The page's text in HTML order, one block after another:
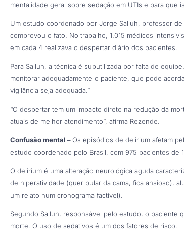
mentalidade geral sobre sedação em UTIs e para que
Um estudo coordenado por Jorge Salluh, professor
comprovou o fato. No trabalho, 1.015 médicos
em cada 4 realizava o despertar diário dos pacientes.
Para Salluh, a técnica é subutilizada por falta de
monitorar adequadamente o paciente, que pode
vigilância seja adequada.”
“O despertar tem um impacto direto na redução da
atuais de melhor atendimento”, afirma Rezende.
Confusão mental –Os episódios de delirium afetam
estudo coordenado pelo Brasil, com 975 pacientes de
O delirium é uma alteração neurológica aguda
de hiperatividade (quer pular da cama, fica ansioso),
um relato num cronograma factível).
Segundo Salluh, responsável pelo estudo, o paciente
morte. O uso de sedativos é um dos fatores de risco.